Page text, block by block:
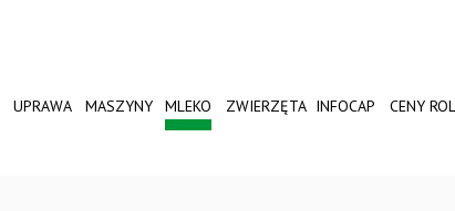
UPRAWA MASZYNY MLEKO ZWIERZĘTA INFOCAP CENY